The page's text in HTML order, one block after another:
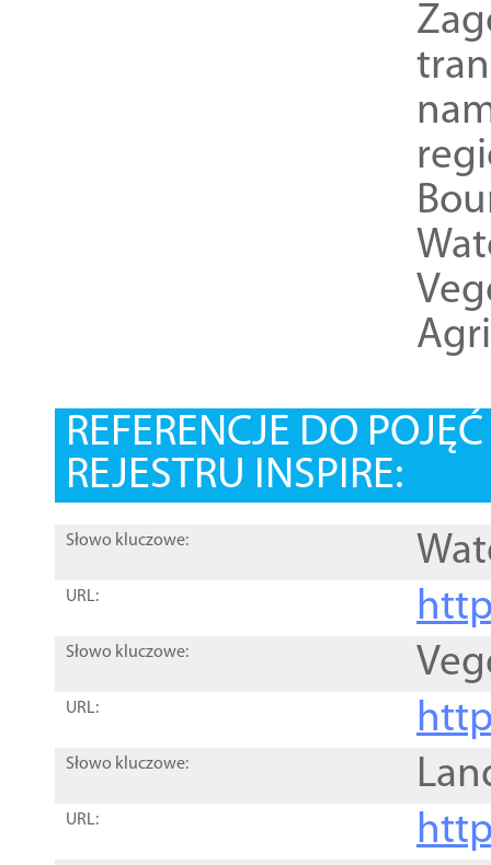
REFERENCJE DO
REJESTRU INSPIRE:
Słowo kluczowe:
URL:
Słowo kluczowe:
URL:
Słowo kluczowe:
URL: